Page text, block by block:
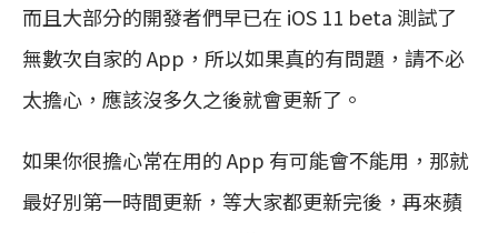
而且大部分的開發者們早已在 iOS 11 beta 測試了
無數次自家的 App，所以如果真的有問題，請不必
太擔心，應該沒多久之後就會更新了。
如果你很擔心常在用的 App 有可能會不能用，那就
最好別第一時間更新，等大家都更新完後，再來蘋